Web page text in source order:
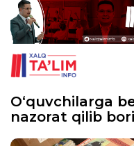
O‘quvchilarga
nazorat qilib